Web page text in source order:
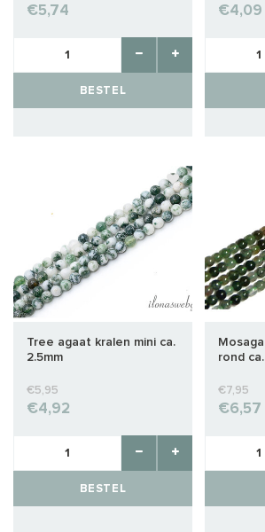
€5,74
BESTEL
€4,09
Tree agaat kralen mini ca.
2.5mm
€5,95
€4,92
BESTEL
rond
€7,95
€6,57